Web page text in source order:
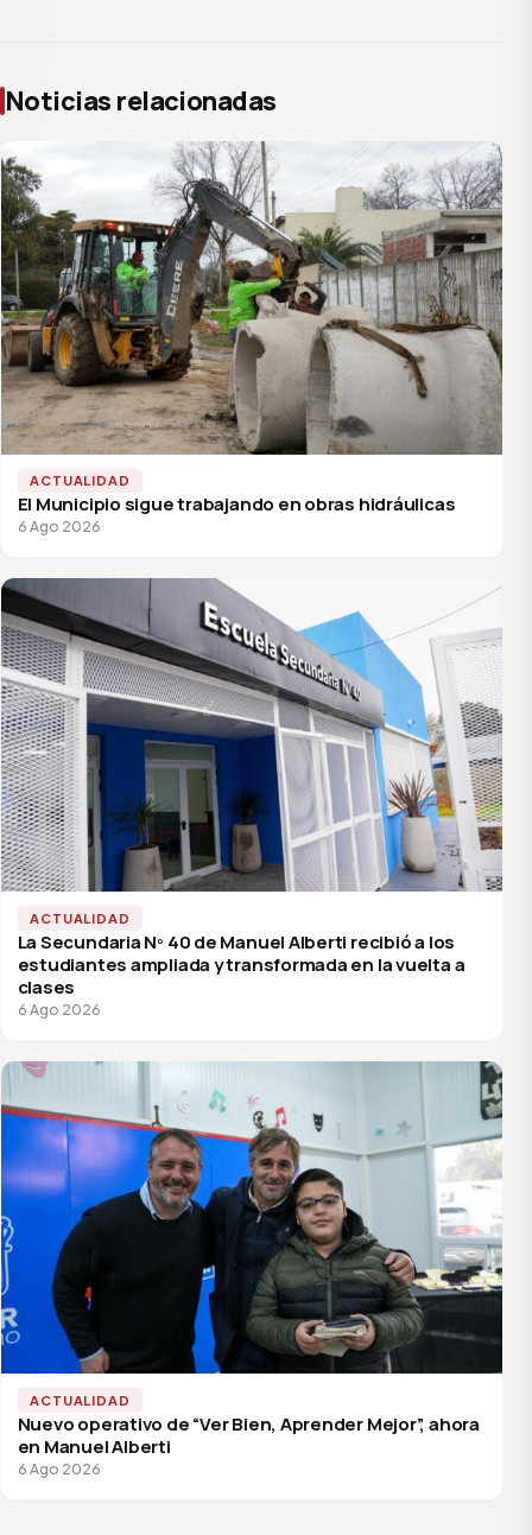
Noticias relacionadas
ACTUALIDAD
El Municipio sigue trabajando en obras hidráulicas
6 Ago 2026
ACTUALIDAD
La Secundaria Nº 40 de Manuel Alberti recibió a los
estudiantes ampliada y transformada en la vuelta a
clases
6 Ago 2026
ACTUALIDAD
Nuevo operativo de “Ver Bien, Aprender Mejor”, ahora
en Manuel Alberti
6 Ago 2026